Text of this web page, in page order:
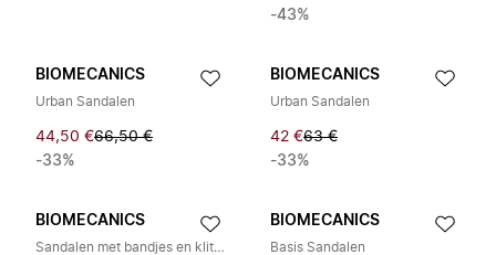
-43%
BIOMECANICS
Urban Sandalen
44,50 €66,50 €
-33%
BIOMECANICS
Urban Sandalen
42 €63 €
-33%
BIOMECANICS
Sandalen met bandjes en klittenbandsluiting
BIOMECANICS
Basis Sandalen